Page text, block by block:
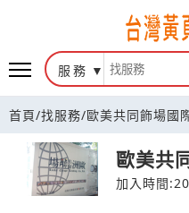
台灣黃
服務
首頁/找服務/歐美共同飾場國
歐美共
加入時間